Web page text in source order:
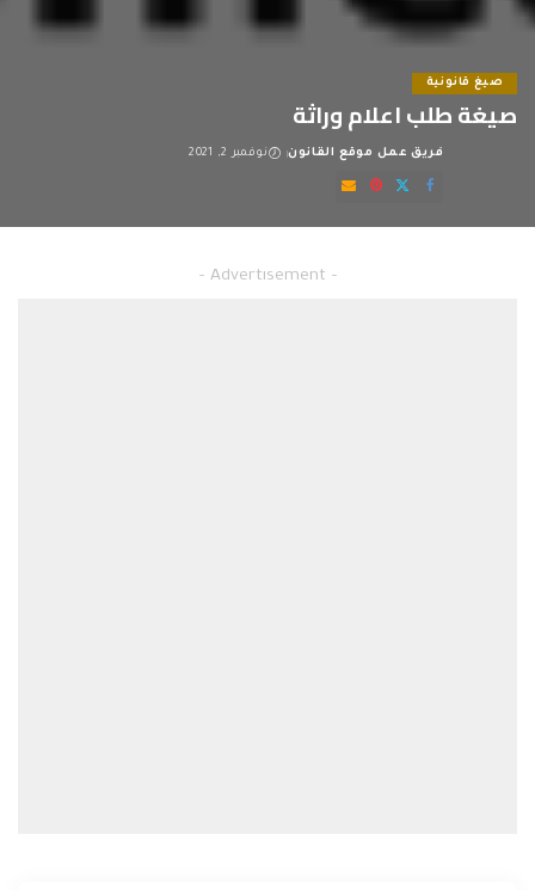
صيغ قانونية
صيغة طلب اعلام وراثة
Posted
by
فريق عمل موقع القانون نوفمبر 2, 2021
– Advertisement –